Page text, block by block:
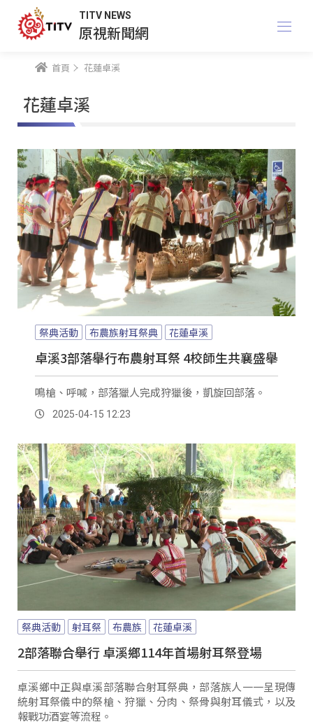
TITV NEWS
原視新聞網
首頁 花蓮卓溪
花蓮卓溪
祭典活動 布農族射耳祭典 花蓮卓溪
卓溪3部落舉行布農射耳祭 4校師生共襄盛舉
鳴槍、呼喊，部落獵人完成狩獵後，凱旋回部落。
2025-04-15 12:23
祭典活動 射耳祭 布農族 花蓮卓溪
2部落聯合舉行 卓溪鄉114年首場射耳祭登場
卓溪鄉中正與卓溪部落聯合射耳祭典，部落族人一一呈現傳
統射耳祭儀中的祭槍、狩獵、分肉、祭骨與射耳儀式，以及
報戰功酒宴等流程。